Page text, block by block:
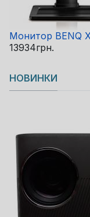
Монитор BENQ
13934грн.
НОВИНКИ